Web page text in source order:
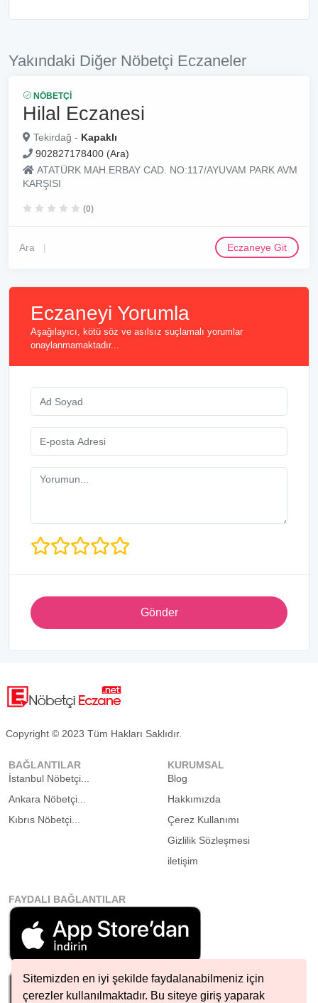
Sitemizden en iyi şekilde faydalanabilmeniz için
çerezler kullanılmaktadır. Bu siteye giriş yaparak
Yakındaki Diğer Nöbetçi Eczaneler
NÖBETÇI
Hilal Eczanesi
Tekirdağ - Kapaklı
902827178400 (Ara)
ATATÜRK MAH.ERBAY CAD. NO:117/AYUVAM PARK AVM
KARŞISI
(0)
Ara Eczaneye Git
Eczaneyi Yorumla
Aşağılayıcı, kötü söz ve asılsız suçlamalı yorumlar
onaylanmamaktadır...
Gönder
Copyright © 2023 Tüm Hakları Saklıdır.
BAĞLANTILAR
İstanbul Nöbetçi...
Ankara Nöbetçi...
Kıbrıs Nöbetçi...
KURUMSAL
Blog
Hakkımızda
Çerez Kullanımı
Gizlilik Sözleşmesi
iletişim
FAYDALI BAĞLANTILAR